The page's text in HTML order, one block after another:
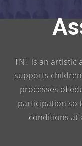
TNT is an artistic
supports
processes of
participation so
conditions at